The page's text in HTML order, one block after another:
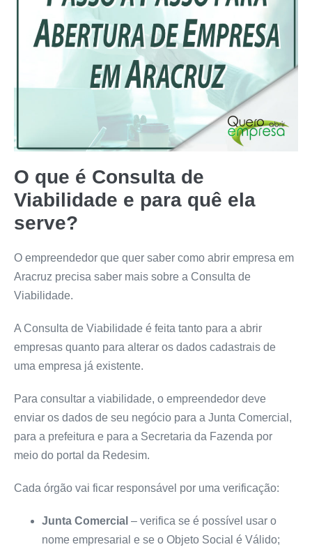
O que é Consulta de
Viabilidade e para quê ela
serve?
O empreendedor que quer saber como abrir empresa em
Aracruz precisa saber mais sobre a Consulta de
Viabilidade.
A Consulta de Viabilidade é feita tanto para a abrir
empresas quanto para alterar os dados cadastrais de
uma empresa já existente.
Para consultar a viabilidade, o empreendedor deve
enviar os dados de seu negócio para a Junta Comercial,
para a prefeitura e para a Secretaria da Fazenda por
meio do portal da Redesim.
Cada órgão vai ficar responsável por uma verificação:
Junta Comercial – verifica se é possível usar o
nome empresarial e se o Objeto Social é Válido;